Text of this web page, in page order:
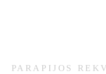
PARAPIJOS